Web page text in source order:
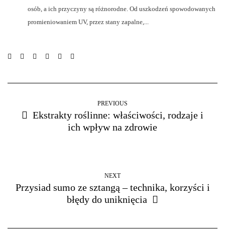
osób, a ich przyczyny są różnorodne. Od uszkodzeń spowodowanych
promieniowaniem UV, przez stany zapalne,...
PREVIOUS
Ekstrakty roślinne: właściwości, rodzaje i
ich wpływ na zdrowie
NEXT
Przysiad sumo ze sztangą – technika, korzyści i
błędy do uniknięcia